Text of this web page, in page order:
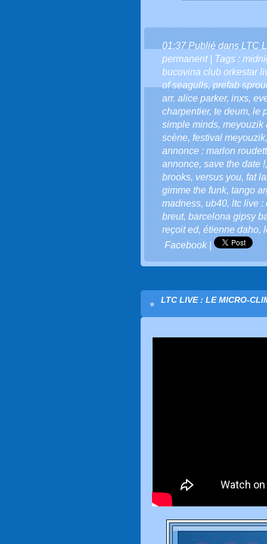
01:37 Publié dans LTC
permanent| Tags :
bucovina club orkestar
of seagulls,prefab
arr. alice parker, inxs,
charpentier, te deum, le
simple minds, meyouzik
scène, festival meyouzik
annonce : marlon
annonce, save the date !
brooks, versus you, fat
gimme the funk, tango
madness, ub40, ltc live :
breut, barcelona gipsy
reçoit ed, étienne daho,
Facebook|
LTC LIVE : LE MICRO-